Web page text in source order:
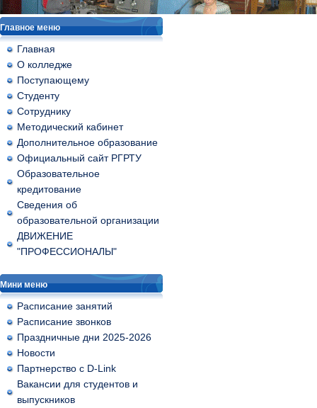
Главное меню
Главная
О колледже
Поступающему
Студенту
Сотруднику
Методический кабинет
Дополнительное образование
Официальный сайт РГРТУ
Образовательное
кредитование
Сведения об
образовательной организации
ДВИЖЕНИЕ
"ПРОФЕССИОНАЛЫ"
Мини меню
Расписание занятий
Расписание звонков
Праздничные дни 2025-2026
Новости
Партнерство с D-Link
Вакансии для студентов и
выпускников